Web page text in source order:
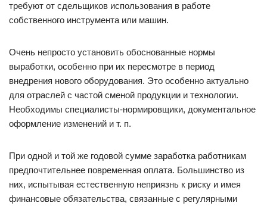
требуют от сдельщиков использования в работе
собственного инструмента или машин.
Очень непросто установить обоснованные нормы
выработки, особенно при их пересмотре в период
внедрения нового оборудования. Это особенно актуально
для отраслей с частой сменой продукции и технологии.
Необходимы специалисты-нормировщики, документальное
оформление изменений и т. п.
При одной и той же годовой сумме заработка работникам
предпочтительнее повременная оплата. Большинство из
них, испытывая естественную неприязнь к риску и имея
финансовые обязательства, связанные с регулярными